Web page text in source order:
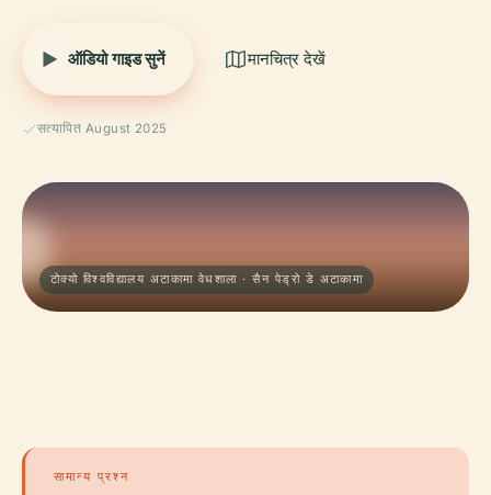
ऑडियो गाइड सुनें मानचित्र देखें
सत्यापित August 2025
टोक्यो विश्वविद्यालय अटाकामा वेधशाला · सैन पेड्रो डे अटाकामा
सामान्य प्रश्न